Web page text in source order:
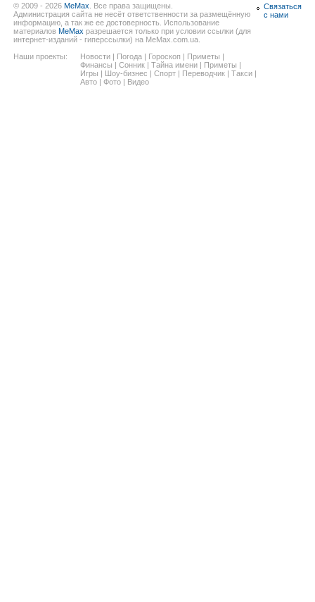
© 2009 - 2026 MeMax . Все права защищены.
Администрация сайта не несёт ответственности за размещённую
информацию, а так же ее достоверность. Использование
материалов MeMax разрешается только при условии ссылки (для
интернет-изданий - гиперссылки) на MeMax.com.ua.
Наши проекты:
Новости | Погода | Гороскоп | Приметы |
Финансы | Сонник | Тайна имени | Приметы |
Игры | Шоу-бизнес | Спорт | Переводчик | Такси |
Авто | Фото | Видео
Связаться
с нами